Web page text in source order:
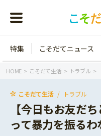
年齢から探す
特集 こそだてニュース
HOME こそだて生活 トラブル
こそだて生活 トラブル
【今日もお友だ
って暴力を振る